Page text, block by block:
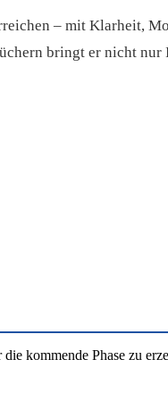
– mit Klarheit,
bringt er nicht
kommende Phase zu